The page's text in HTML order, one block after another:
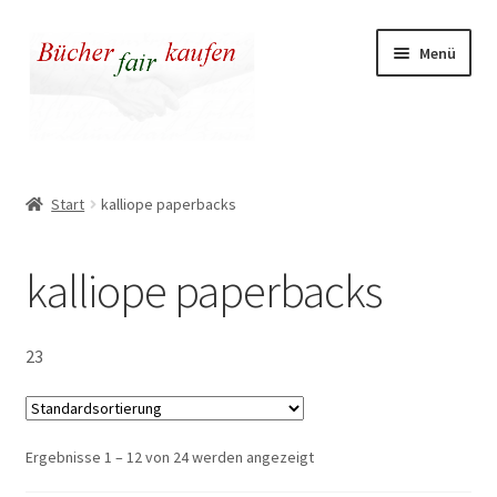
Zur
Navigation
Zum
Inhalt
Menü
Warenkorb
Warum fair kaufen
Start kalliope paperbacks
kalliope paperbacks
23
Ergebnisse 1 – 12 von 24 werden angezeigt